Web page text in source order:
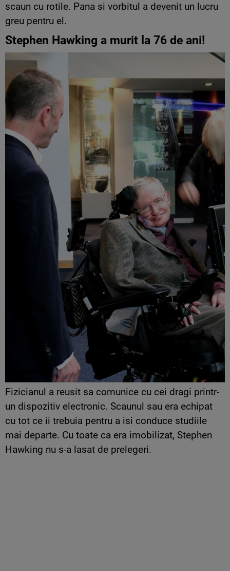
scaun cu rotile. Pana si vorbitul a devenit un lucru
greu pentru el.
Stephen Hawking a murit la 76 de ani!
Fizicianul a reusit sa comunice cu cei dragi printr-
un dispozitiv electronic. Scaunul sau era echipat
cu tot ce ii trebuia pentru a isi conduce studiile
mai departe. Cu toate ca era imobilizat, Stephen
Hawking nu s-a lasat de prelegeri.